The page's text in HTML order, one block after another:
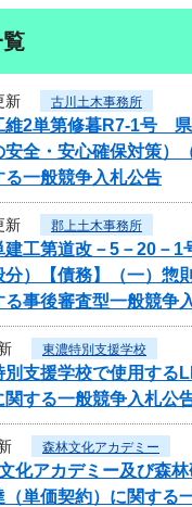
新 古川土木事務所
維2単第修暮R7-1号
全・安心確保対策）
一般競争入札公告
新 郡上土木事務所
建工第道改－5－20－
分）【債務】（一）
事後審査型一般競争
東濃特別支援学校
支援学校で使用する
関する一般競争入札公
森林文化アカデミー
化アカデミー及び森林
単価契約）に関する